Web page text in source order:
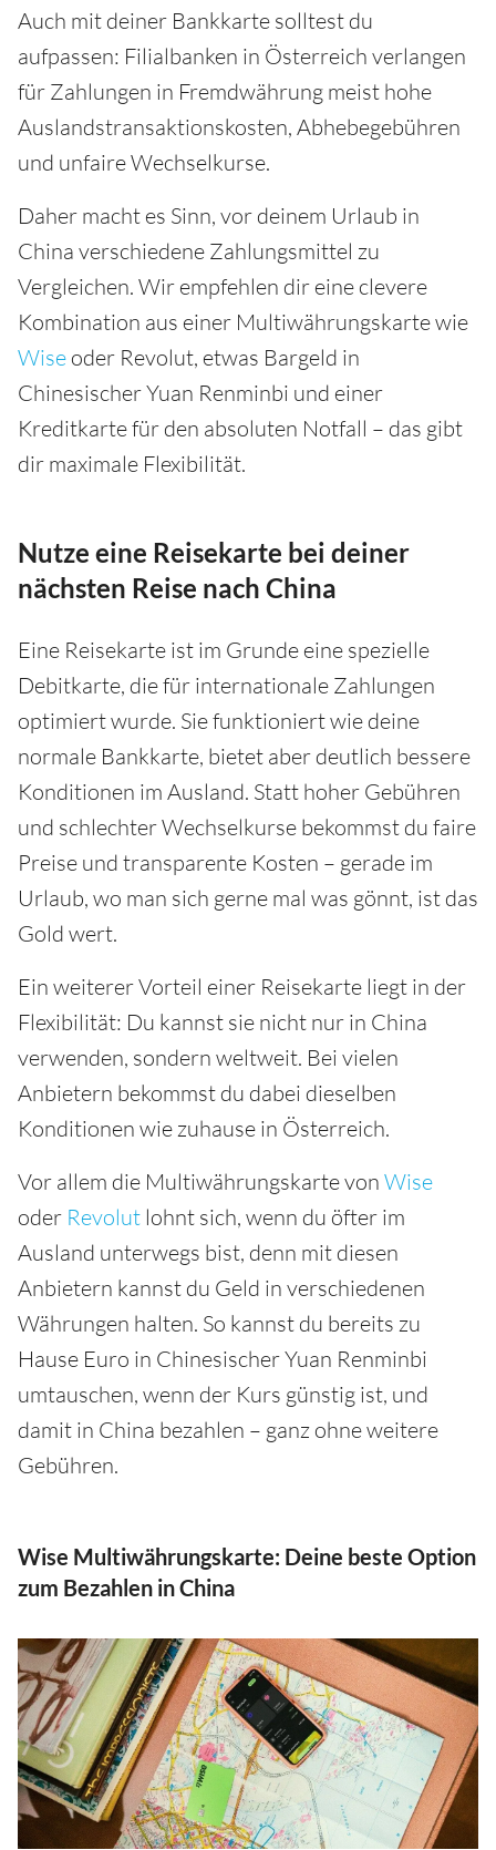
Auch mit deiner Bankkarte solltest du
aufpassen: Filialbanken in Österreich verlangen
für Zahlungen in Fremdwährung meist hohe
Auslandstransaktionskosten, Abhebegebühren
und unfaire Wechselkurse.
Daher macht es Sinn, vor deinem Urlaub in
China verschiedene Zahlungsmittel zu
Vergleichen. Wir empfehlen dir eine clevere
Kombination aus einer Multiwährungskarte wie
Wise oder Revolut, etwas Bargeld in
Chinesischer Yuan Renminbi und einer
Kreditkarte für den absoluten Notfall – das gibt
dir maximale Flexibilität.
Nutze eine Reisekarte bei deiner
nächsten Reise nach China
Eine Reisekarte ist im Grunde eine spezielle
Debitkarte, die für internationale Zahlungen
optimiert wurde. Sie funktioniert wie deine
normale Bankkarte, bietet aber deutlich bessere
Konditionen im Ausland. Statt hoher Gebühren
und schlechter Wechselkurse bekommst du faire
Preise und transparente Kosten – gerade im
Urlaub, wo man sich gerne mal was gönnt, ist das
Gold wert.
Ein weiterer Vorteil einer Reisekarte liegt in der
Flexibilität: Du kannst sie nicht nur in China
verwenden, sondern weltweit. Bei vielen
Anbietern bekommst du dabei dieselben
Konditionen wie zuhause in Österreich.
Vor allem die Multiwährungskarte von Wise
oder Revolut lohnt sich, wenn du öfter im
Ausland unterwegs bist, denn mit diesen
Anbietern kannst du Geld in verschiedenen
Währungen halten. So kannst du bereits zu
Hause Euro in Chinesischer Yuan Renminbi
umtauschen, wenn der Kurs günstig ist, und
damit in China bezahlen – ganz ohne weitere
Gebühren.
Wise Multiwährungskarte: Deine beste Option
zum Bezahlen in China